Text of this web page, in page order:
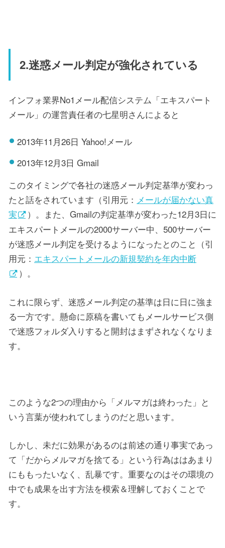
2.迷惑メール判定が強化されている
インフォ業界No1メール配信システム「エキスパート
メール」の運営責任者の七星明さんによると
2013年11月26日 Yahoo!メール
2013年12月3日 Gmail
このタイミングで各社の迷惑メール判定基準が変わっ
たと話をされています（引用元： メールが届かない真
実
）。また、Gmailの判定基準が変わった12月3日に
エキスパートメールの2000サーバー中、500サーバー
が迷惑メール判定を受けるようになったとのこと（引
用元： エキスパートメールの新規契約を年内中断
）。
これに限らず、迷惑メール判定の基準は日に日に強ま
る一方です。懸命に原稿を書いてもメールサービス側
で迷惑フォルダ入りすると開封はまずされなくなりま
す。
このような2つの理由から「メルマガは終わった」と
いう言葉が使われてしまうのだと思います。
しかし、未だに効果があるのは前述の通り事実であっ
て「だからメルマガを捨てる」という行為ははあまり
にももったいなく、乱暴です。重要なのはその環境の
中でも成果を出す方法を模索＆理解しておくことで
す。